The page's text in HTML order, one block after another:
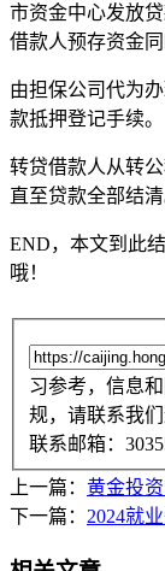
市资金中心发放
借款人预存资金
由担保公司代为
款抵押登记手续。
转贷借款人从转
直至贷款全部结清
END，本文到此
哦！
习参考，信息
规，请联系我
联系邮箱：
上一篇： 黄金投
下一篇： 2024就